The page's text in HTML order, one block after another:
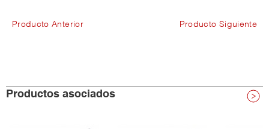
Producto Anterior Producto Siguiente
Productos asociados